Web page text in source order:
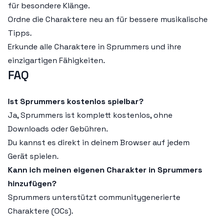
für besondere Klänge.
Ordne die Charaktere neu an für bessere musikalische
Tipps.
Erkunde alle Charaktere in Sprummers und ihre
einzigartigen Fähigkeiten.
FAQ
Ist Sprummers kostenlos spielbar?
Ja, Sprummers ist komplett kostenlos, ohne
Downloads oder Gebühren.
Du kannst es direkt in deinem Browser auf jedem
Gerät spielen.
Kann ich meinen eigenen Charakter in Sprummers
hinzufügen?
Sprummers unterstützt communitygenerierte
Charaktere (OCs).